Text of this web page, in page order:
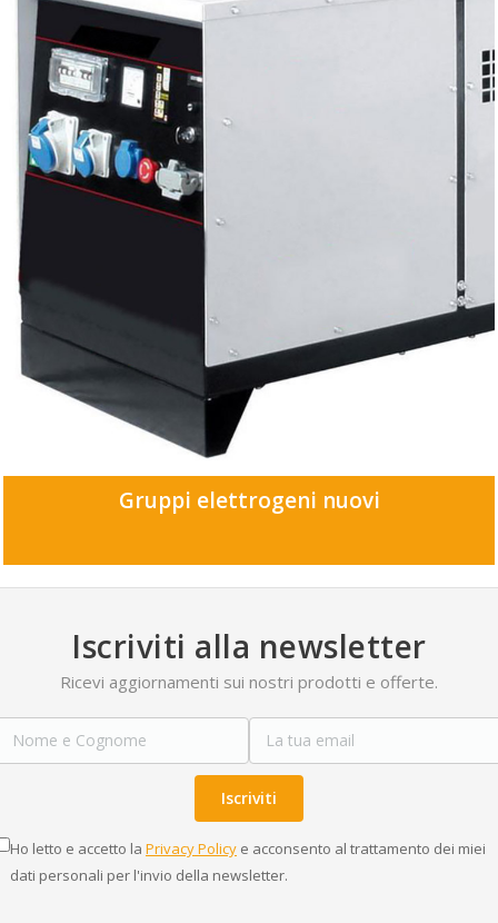
Gruppi elettrogeni nuovi
Iscriviti alla newsletter
Ricevi aggiornamenti sui nostri prodotti e offerte.
Iscriviti
Ho letto e accetto la Privacy Policy e acconsento al trattamento dei miei
dati personali per l'invio della newsletter.